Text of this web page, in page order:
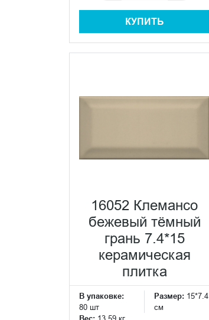
КУПИТЬ
16052 Клемансо
бежевый тёмный
грань 7.4*15
керамическая
плитка
В упаковке:
80 шт
Размер: 15*7.4
см